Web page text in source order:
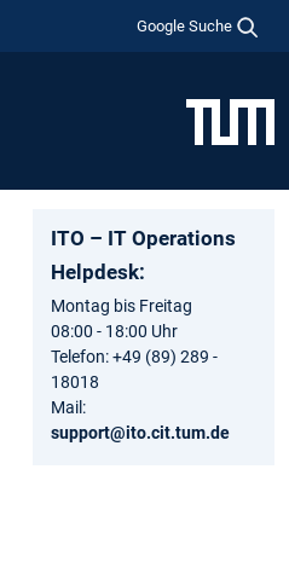
Google Suche
ITO – IT Operations
Helpdesk:
Montag bis Freitag
08:00 - 18:00 Uhr
Telefon: +49 (89) 289 -
18018
Mail:
support@ito.cit.tum.de